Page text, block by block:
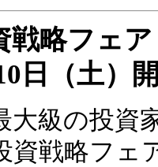
セミナー：
戦略フェ
日（土）
大級の投資